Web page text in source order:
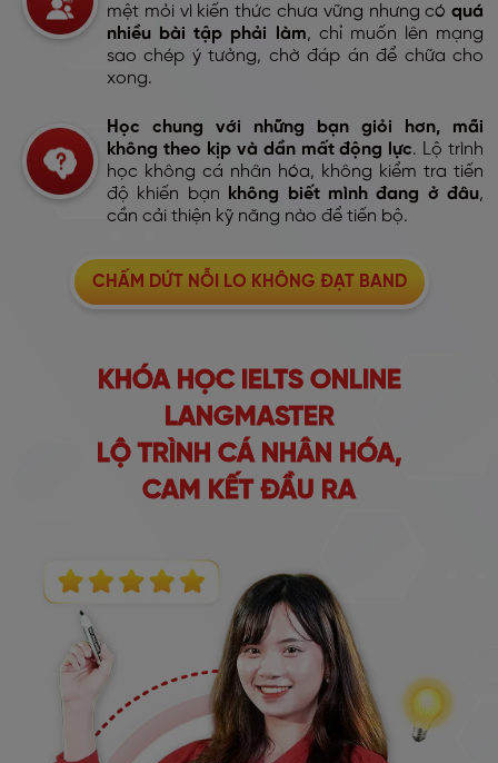
mệt mỏi vì kiến thức chưa vững nhưng cóquá
nhiều bài tập phải làm, chỉ muốn lên mạng
sao chép ý tưởng, chờ đáp án để chữa cho
xong.
Học chung với những bạn giỏi hơn, mãi
không theo kịp và dần mất động lực. Lộ trình
học không cá nhân hóa, không kiểm tra tiến
độ khiến bạn
không biết mình đang ở đâu,
cần cải thiện kỹ năng nào để tiến bộ.
CHẤM DỨT NỖI LO KHÔNG ĐẠT BAND
KHÓA HỌC IELTS ONLINE
LANGMASTER
LỘ TRÌNH CÁ NHÂN HÓA,
CAM KẾT ĐẦU RA